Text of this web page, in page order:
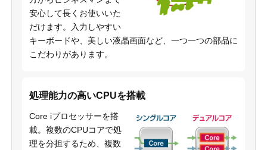
安心して長くお使いいた
だけます。入力しやすい
キーボードや、美しい液晶画面など、一つ一つの部品に
こだわりがあります。
処理能力の高いCPUを搭載
Core iプロセッサーを搭
載。複数のCPUコアで処
理を分担するため、複数